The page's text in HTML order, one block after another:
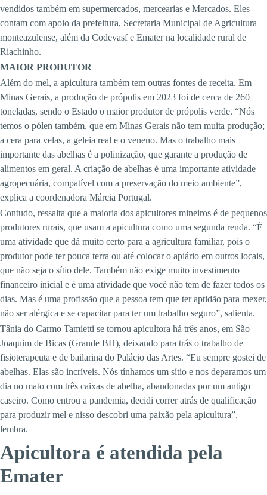
vendidos também em supermercados, mercearias e Mercados. Eles
contam com apoio da prefeitura, Secretaria Municipal de Agricultura
monteazulense, além da Codevasf e Emater na localidade rural de
Riachinho.
MAIOR PRODUTOR
Além do mel, a apicultura também tem outras fontes de receita. Em
Minas Gerais, a produção de própolis em 2023 foi de cerca de 260
toneladas, sendo o Estado o maior produtor de própolis verde. “Nós
temos o pólen também, que em Minas Gerais não tem muita produção;
a cera para velas, a geleia real e o veneno. Mas o trabalho mais
importante das abelhas é a polinização, que garante a produção de
alimentos em geral. A criação de abelhas é uma importante atividade
agropecuária, compatível com a preservação do meio ambiente”,
explica a coordenadora Márcia Portugal.
Contudo, ressalta que a maioria dos apicultores mineiros é de pequenos
produtores rurais, que usam a apicultura como uma segunda renda. “É
uma atividade que dá muito certo para a agricultura familiar, pois o
produtor pode ter pouca terra ou até colocar o apiário em outros locais,
que não seja o sítio dele. Também não exige muito investimento
financeiro inicial e é uma atividade que você não tem de fazer todos os
dias. Mas é uma profissão que a pessoa tem que ter aptidão para mexer,
não ser alérgica e se capacitar para ter um trabalho seguro”, salienta.
Tânia do Carmo Tamietti se tornou apicultora há três anos, em São
Joaquim de Bicas (Grande BH), deixando para trás o trabalho de
fisioterapeuta e de bailarina do Palácio das Artes. “Eu sempre gostei de
abelhas. Elas são incríveis. Nós tínhamos um sítio e nos deparamos um
dia no mato com três caixas de abelha, abandonadas por um antigo
caseiro. Como entrou a pandemia, decidi correr atrás de qualificação
para produzir mel e nisso descobri uma paixão pela apicultura”,
lembra.
Apicultora é atendida pela
Emater